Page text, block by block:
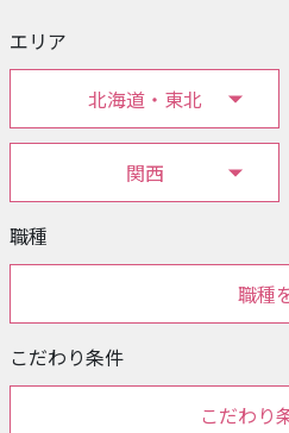
エリア
北海道・東北
関西
職種
職種
こだわり条件
こだわり